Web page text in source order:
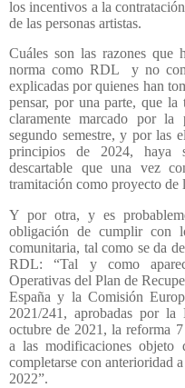
los incentivos a la
de las personas artistas.
Cuáles son las razones que
norma como RDL
y no
explicadas por quienes han
pensar, por una parte, que la
claramente marcado por
segundo semestre, y por las
principios de 2024, haya
descartable que una vez
tramitación como proyecto de
Y por otra, y es
obligación de cumplir con
comunitaria, tal como se da
RDL: “Tal y como
Operativas del Plan de
España y la Comisión
2021/241, aprobadas por
octubre de 2021, la reforma
a las modificaciones objeto
completarse con anterioridad
2022”.